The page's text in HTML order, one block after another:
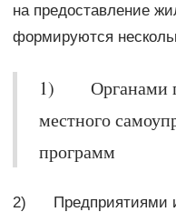
на предоставление
формируются
1) Органами
местного
программ
2) Предприятиями